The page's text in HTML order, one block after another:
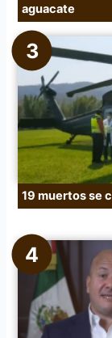
aguacate
19 muertos se